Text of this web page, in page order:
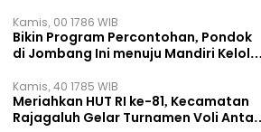
Kamis, 00 1786 WIB
Bikin Program Percontohan, Pondok
di Jombang Ini menuju Mandiri Kelola
Kamis, 40 1785 WIB
Meriahkan HUT RI ke-81, Kecamatan
Rajagaluh Gelar Turnamen Voli Antar